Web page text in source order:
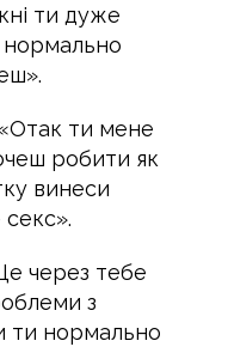
ти дуже
нормально
ти мене
робити як
винеси
секс».
через тебе
з
ти нормально